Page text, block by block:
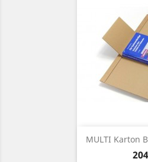
MULTI Karton
